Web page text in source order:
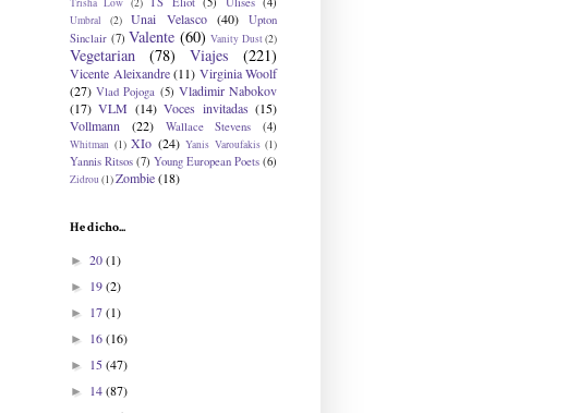
Umbral (2) Unai Velasco (40)
Upton
Sinclair (7) Valente (60) Vanity Dust(2)
Vegetarian (78) Viajes (221)
Vicente Aleixandre (11) Virginia Woolf
(27) Vlad Pojoga (5) Vladimir Nabokov
(17) VLM (14) Voces invitadas (15)
Vollmann
(22) Wallace Stevens (4)
Whitman (1) XIo (24) Yanis Varoufakis (1)
Yannis Ritsos (7) Young European Poets (6)
Zidrou(1)Zombie(18)
He dicho...
► 20(1)
► 19(2)
► 17(1)
► 16(16)
► 15(47)
► 14(87)